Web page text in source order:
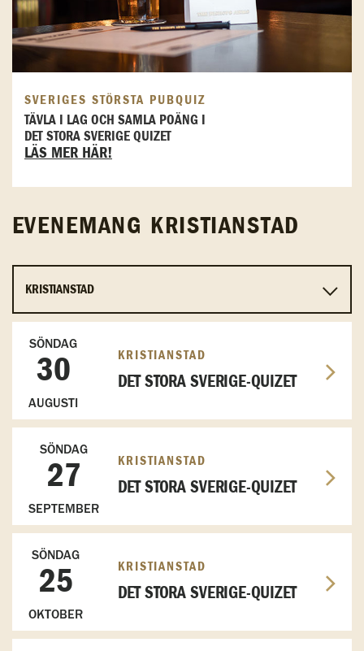
SVERIGES STÖRSTA PUBQUIZ
TÄVLA I LAG OCH SAMLA POÄNG I
DET STORA SVERIGE QUIZET
LÄS MER HÄR!
EVENEMANG KRISTIANSTAD
SÖNDAG
30
AUGUSTI
KRISTIANSTAD
DET STORA SVERIGE-QUIZET
SÖNDAG
27
SEPTEMBER
KRISTIANSTAD
DET STORA SVERIGE-QUIZET
SÖNDAG
25
OKTOBER
KRISTIANSTAD
DET STORA SVERIGE-QUIZET